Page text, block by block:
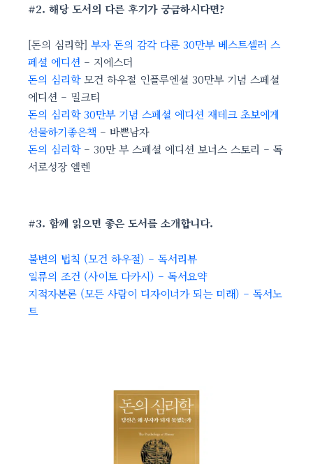
#2. 해당 도서의 다른 후기가 궁금하시다면?
[돈의 심리학] 부자 돈의 감각 다룬 30만부 베스트셀러 스
페셜 에디션 – 지에스더
돈의 심리학모건 하우절 인플루엔셜 30만부 기념 스페셜
에디션 – 밀크티
돈의 심리학 30만부 기념 스페셜 에디션 재테크 초보에게
선물하기좋은책 – 바쁜남자
돈의 심리학– 30만 부 스페셜 에디션 보너스 스토리 – 독
서로성장 엘렌
#3. 함께 읽으면 좋은 도서를 소개합니다.
불변의 법칙 (모건 하우절) – 독서리뷰
일류의 조건 (사이토 다카시) – 독서요약
지적자본론 (모든 사람이 디자이너가 되는 미래) – 독서노
트